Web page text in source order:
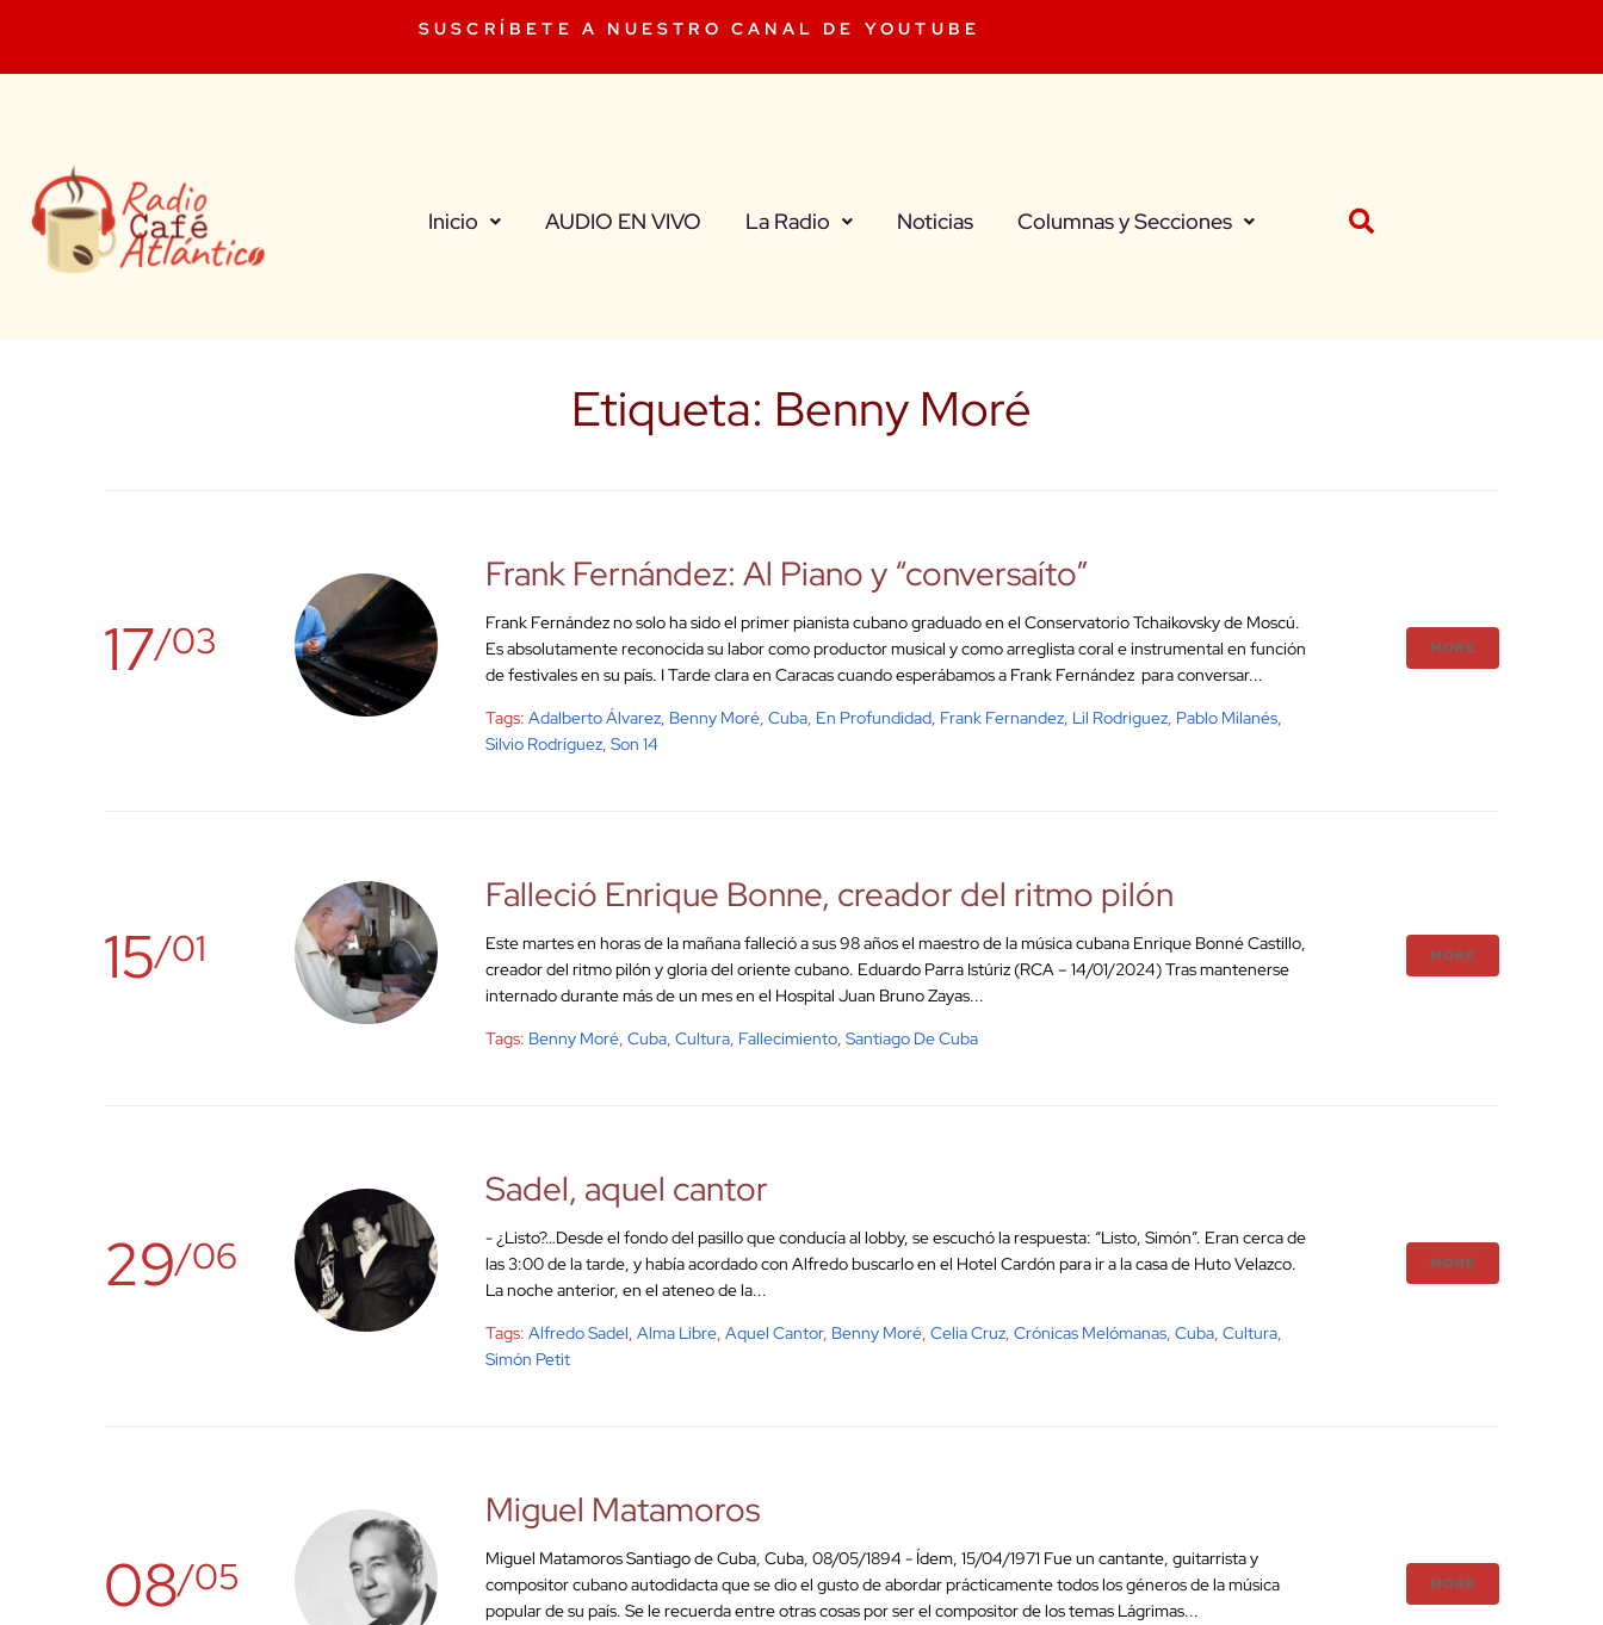
SUSCRÍBETE A NUESTRO CANAL DE YOUTUBE
Inicio AUDIO EN VIVO La Radio Noticias Columnas y Secciones
Etiqueta: Benny Moré
17/03
Frank Fernández: Al Piano y “conversaíto”
Frank Fernández no solo ha sido el primer pianista cubano graduado en el Conservatorio Tchaikovsky de Moscú.
Es absolutamente reconocida su labor como productor musical y como arreglista coral e instrumental en función
de festivales en su país. I Tarde clara en Caracas cuando esperábamos a Frank Fernández para conversar...
Tags: Adalberto Álvarez, Benny Moré, Cuba, En Profundidad, Frank Fernandez, Lil Rodriguez, Pablo Milanés,
Silvio Rodríguez, Son 14
MORE
15/01
Falleció Enrique Bonne, creador del ritmo pilón
Este martes en horas de la mañana falleció a sus 98 años el maestro de la música cubana Enrique Bonné Castillo,
creador del ritmo pilón y gloria del oriente cubano. Eduardo Parra Istúriz (RCA – 14/01/2024) Tras mantenerse
internado durante más de un mes en el Hospital Juan Bruno Zayas...
Tags: Benny Moré, Cuba, Cultura, Fallecimiento, Santiago De Cuba
MORE
29/06
Sadel, aquel cantor
- ¿Listo?…Desde el fondo del pasillo que conducía al lobby, se escuchó la respuesta: “Listo, Simón”. Eran cerca de
las 3:00 de la tarde, y había acordado con Alfredo buscarlo en el Hotel Cardón para ir a la casa de Huto Velazco.
La noche anterior, en el ateneo de la...
Tags: Alfredo Sadel, Alma Libre, Aquel Cantor, Benny Moré, Celia Cruz, Crónicas Melómanas, Cuba, Cultura,
Simón Petit
MORE
08/05
Miguel Matamoros
Miguel Matamoros Santiago de Cuba, Cuba, 08/05/1894 - Ídem, 15/04/1971 Fue un cantante, guitarrista y
compositor cubano autodidacta que se dio el gusto de abordar prácticamente todos los géneros de la música
popular de su país. Se le recuerda entre otras cosas por ser el compositor de los temas Lágrimas...
MORE